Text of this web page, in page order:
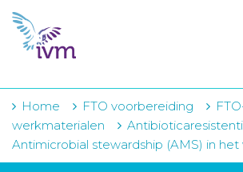
VMI
FTO voorbereiding
IVM-academie
Zorginstellingen
Home FTO voorbereiding
werkmaterialen
Antimicrobial stewardship (AMS) in het